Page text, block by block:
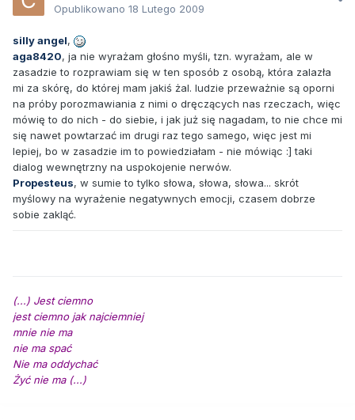
Opublikowano 18 Lutego 2009
silly angel,
aga8420, ja nie wyrażam głośno myśli, tzn. wyrażam, ale w
zasadzie to rozprawiam się w ten sposób z osobą, która zalazła
mi za skórę, do której mam jakiś żal. ludzie przeważnie są oporni
na próby porozmawiania z nimi o dręczących nas rzeczach, więc
mówię to do nich - do siebie, i jak już się nagadam, to nie chce mi
się nawet powtarzać im drugi raz tego samego, więc jest mi
lepiej, bo w zasadzie im to powiedziałam - nie mówiąc :] taki
dialog wewnętrzny na uspokojenie nerwów.
Propesteus, w sumie to tylko słowa, słowa, słowa... skrót
myślowy na wyrażenie negatywnych emocji, czasem dobrze
sobie zakląć.
(...) Jest ciemno
jest ciemno jak najciemniej
mnie nie ma
nie ma spać
Nie ma oddychać
Żyć nie ma (...)